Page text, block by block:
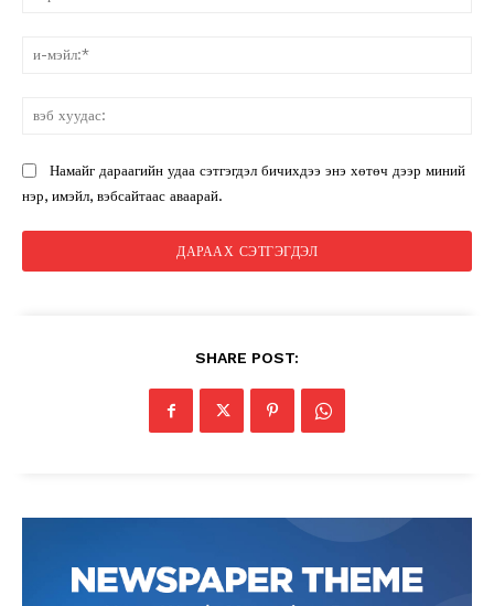
Намайг дараагийн удаа сэтгэгдэл бичихдээ энэ хөтөч дээр миний
нэр, имэйл, вэбсайтаас аваарай.
SHARE POST: